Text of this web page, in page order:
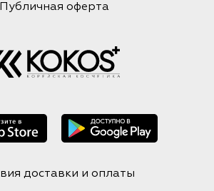
Публичная оферта
доставки и оплаты